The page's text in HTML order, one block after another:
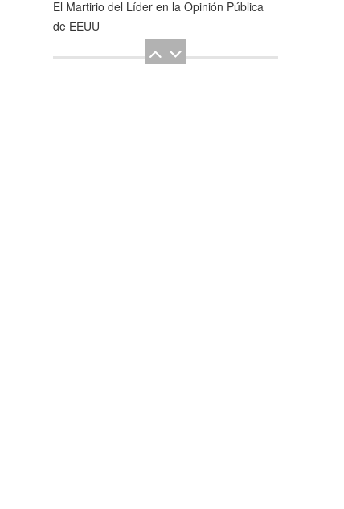
El Martirio del Líder en la Opinión Pública
de EEUU